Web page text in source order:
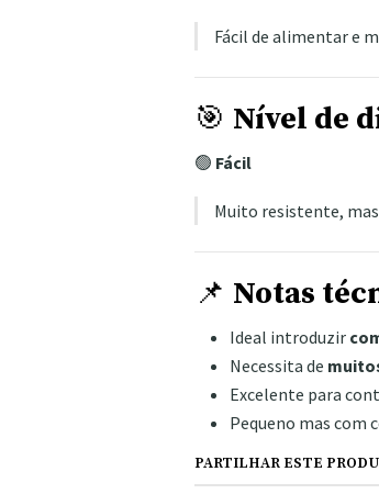
Fácil de alimentar e
🎯 Nível de
🟢 Fácil
Muito resistente,
📌 Notas
Ideal introduzir
Necessita de
Excelente para
Pequeno mas com
PARTILHAR ESTE